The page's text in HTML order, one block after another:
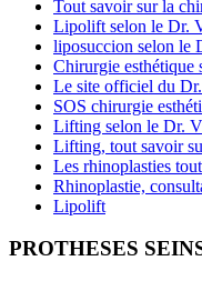
Tout savoir sur la
Lipolift selon le Dr.
liposuccion selon le
Chirurgie
Le site officiel du
SOS chirurgie
Lifting selon le Dr.
Lifting, tout savoir
Les rhinoplasties
Rhinoplastie,
Lipolift
PROTHESES